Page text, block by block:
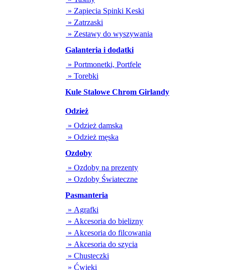
» Zapiecia Spinki Keski
» Zatrzaski
» Zestawy do wyszywania
Galanteria i dodatki
» Portmonetki, Portfele
» Torebki
Kule Stalowe Chrom Girlandy
Odzież
» Odzież damska
» Odzież męska
Ozdoby
» Ozdoby na prezenty
» Ozdoby Świateczne
Pasmanteria
» Agrafki
» Akcesoria do bielizny
» Akcesoria do filcowania
» Akcesoria do szycia
» Chusteczki
» Ćwieki